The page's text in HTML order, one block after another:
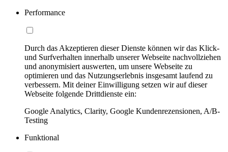
Performance
Durch das Akzeptieren dieser Dienste können wir das Klick-
und Surfverhalten innerhalb unserer Webseite nachvollziehen
und anonymisiert auswerten, um unsere Webseite zu
optimieren und das Nutzungserlebnis insgesamt laufend zu
verbessern. Mit deiner Einwilligung setzen wir auf dieser
Webseite folgende Drittdienste ein:
Google Analytics, Clarity, Google Kundenrezensionen, A/B-
Testing
Funktional